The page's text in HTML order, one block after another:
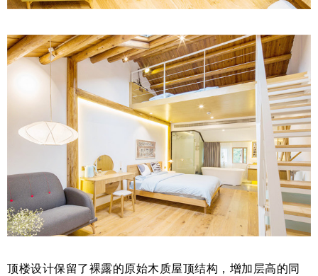
顶楼设计保留了裸露的原始木质屋顶结构，增加层高的同